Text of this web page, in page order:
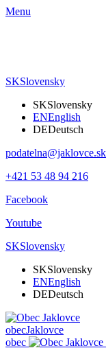
Menu
SKSlovensky
SKSlovensky
ENEnglish
DEDeutsch
podatelna@jaklovce.sk
+421 53 48 94 216
Facebook
Youtube
SKSlovensky
SKSlovensky
ENEnglish
DEDeutsch
obecJaklovce
obec